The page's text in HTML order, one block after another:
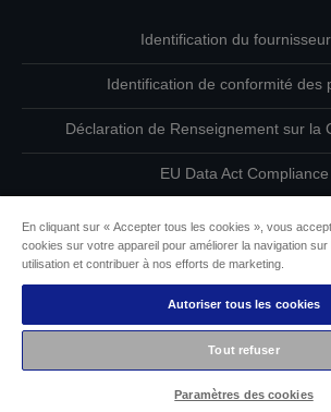
Identification du fournisseur
Identification de conformité des
Déclaration de Renseignement sur la
EU Data Act Compliance
Informations sur les cookies
L’engagement d’Epson pour
Copyright © 2026 Seiko
En cliquant sur « Accepter tous les cookies », vous
cookies sur votre appareil pour améliorer la navigation
utilisation et contribuer à nos efforts de marketing.
Autoriser tous les cookies
Tout refuser
Paramètres des cookies